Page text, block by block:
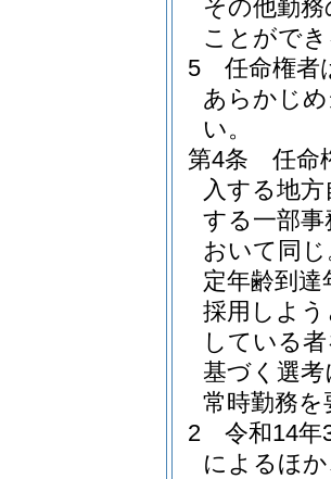
その他勤
ことがで
5
任命権者
あらかじ
い。
第4条
任命
入する地
する一部
おいて同じ
定年齢到
採用しよ
している
基づく選
常時勤務
2
令和14年
によるほ